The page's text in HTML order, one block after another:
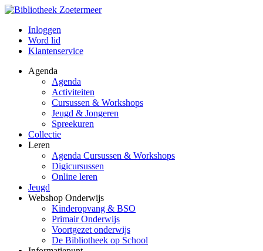
Inloggen
Word lid
Klantenservice
Agenda
Agenda
Activiteiten
Cursussen & Workshops
Jeugd & Jongeren
Spreekuren
Collectie
Leren
Agenda Cursussen & Workshops
Digicursussen
Online leren
Jeugd
Webshop Onderwijs
Kinderopvang & BSO
Primair Onderwijs
Voortgezet onderwijs
De Bibliotheek op School